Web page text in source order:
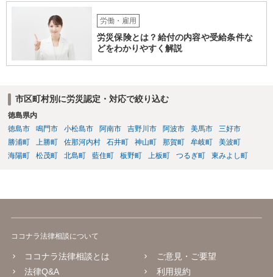
労働・雇用
労災保険とは？給付の内容や受給条件な
どをわかりやすく解説
市区町村別に労災認定・対応で絞り込む
徳島県内
徳島市
鳴門市 小松島市 阿南市 吉野川市 阿波市 美馬市
三好市
勝浦町
上勝町 佐那河内村 石井町 神山町 那賀町 牟岐町
美波町
海陽町
松茂町 北島町 藍住町 板野町 上板町 つるぎ町 東みよし町
ココナラ法律相談について
ココナラ法律相談とは
法律Q&A
ご意見・ご要望
利用規約